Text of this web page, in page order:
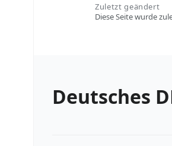
Zuletzt geändert
Diese Seite wurde
Deutsches